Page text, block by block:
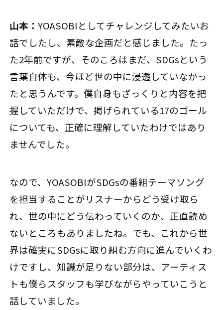
山本：YOASOBIとしてチャレンジしてみたいお
話でしたし、素敵な企画だと感じました。たっ
た2年前ですが、そのころはまだ、SDGsという
言葉自体も、今ほど世の中に浸透していなかっ
たと思うんです。僕自身もざっくりと内容を把
握していただけで、掲げられている17のゴール
についても、正確に理解していたわけではあり
ませんでした。
なので、YOASOBIがSDGsの番組テーマソング
を担当することがリスナーからどう受け取ら
れ、世の中にどう伝わっていくのか、正直読め
ないところもありましたね。でも、これから世
界は確実にSDGsに取り組む方向に進んでいくわ
けですし、知識が足りない部分は、アーティス
トも僕らスタッフも学びながらやっていこうと
話していました。